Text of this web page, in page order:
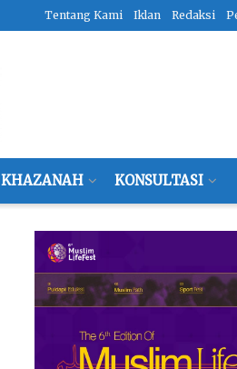
Tentang Kami Iklan Redaksi
KHAZANAH KONSULTASI